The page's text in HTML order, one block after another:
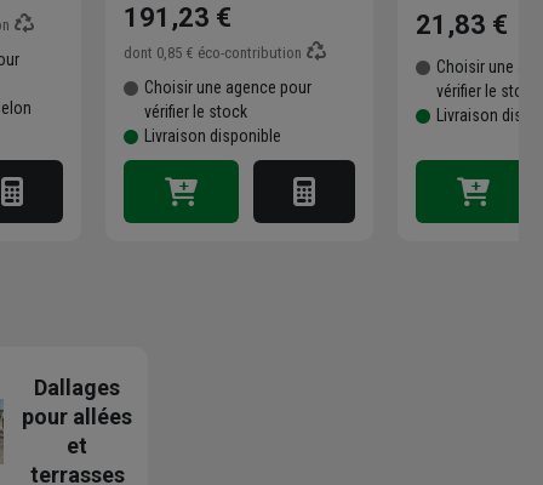
191,23 €
dont 0,85 € éco-contribution
Choisir une agence pour
vérifier le stock
Livraison disponible
21,83 €
Choisir une
vérifier le stock
Livraison
Dallages
pour allées
et
terrasses